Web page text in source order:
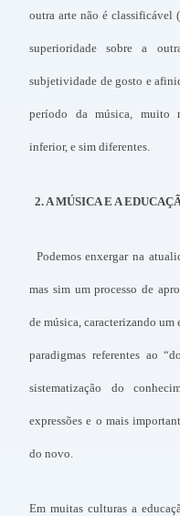
outra arte não é classificável
superioridade sobre a
subjetividade de gosto e
período da música, muito
inferior, e sim diferentes.
2. A MÚSICA E A
Podemos enxergar na
mas sim um processo de
de música, caracterizando
paradigmas referentes ao
sistematização do
expressões e o mais
do novo.
Em muitas culturas a